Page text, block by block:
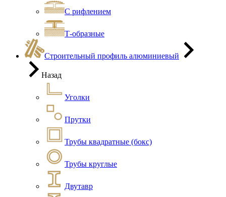
С рифлением
Т-образные
Строительный профиль алюминиевый
Назад
Уголки
Прутки
Трубы квадратные (бокс)
Трубы круглые
Двутавр